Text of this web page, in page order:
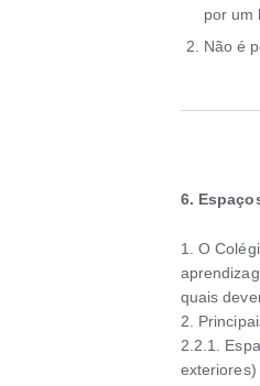
por um
Não é
6.
1. O
quais
2.
2.2.1.
exteriores)